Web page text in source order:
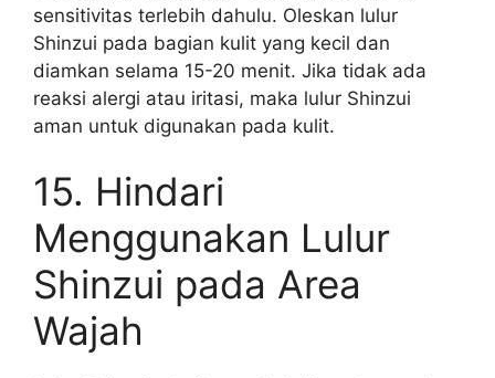
sensitivitas terlebih dahulu. Oleskan lulur
Shinzui pada bagian kulit yang kecil dan
diamkan selama 15-20 menit. Jika tidak ada
reaksi alergi atau iritasi, maka lulur Shinzui
aman untuk digunakan pada kulit.
15. Hindari
Menggunakan Lulur
Shinzui pada Area
Wajah